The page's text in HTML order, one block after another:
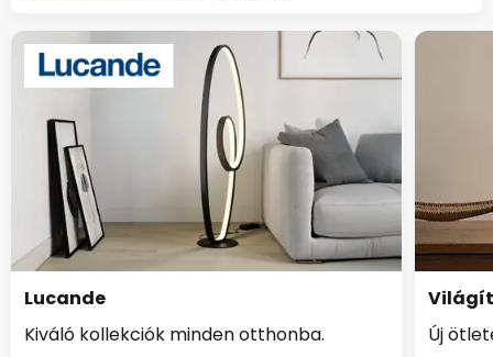
Lucande
Kiváló kollekciók minden otthonba.
Új